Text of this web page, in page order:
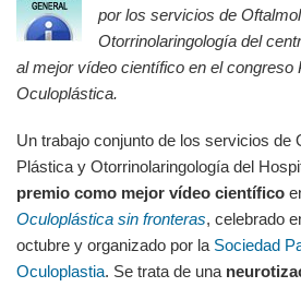
por los servicios de
Otorrinolaringología del
al mejor vídeo científico en el congreso
Oculoplástica.
Un trabajo conjunto de los servicios de
Plástica y Otorrinolaringología del
premio como mejor vídeo científico
Oculoplástica sin fronteras, celebrado
octubre y organizado por la Sociedad
Oculoplastia. Se trata de una